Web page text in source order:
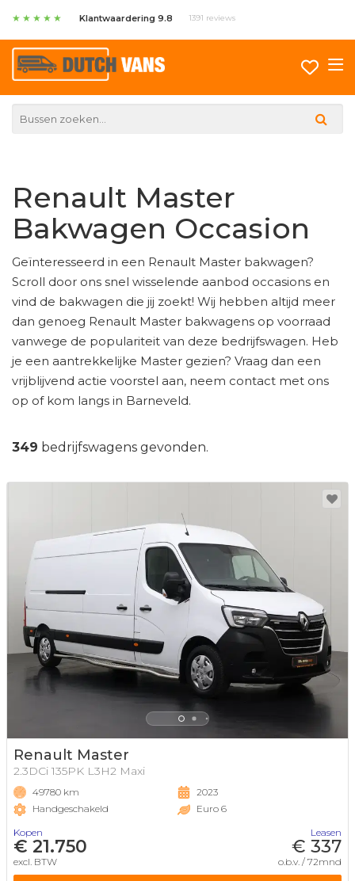
★ ★ ★ ★ ★ Klantwaardering 9.8 1391 reviews
Renault Master
Bakwagen Occasion
Geïnteresseerd in een Renault Master bakwagen?
Scroll door ons snel wisselende aanbod occasions en
vind de bakwagen die jij zoekt! Wij hebben altijd meer
dan genoeg Renault Master bakwagens op voorraad
vanwege de populariteit van deze bedrijfswagen. Heb
je een aantrekkelijke Master gezien? Vraag dan een
vrijblijvend actie voorstel aan, neem contact met ons
op of kom langs in Barneveld.
349 bedrijfswagens gevonden.
Renault Master
2.3DCi 135PK L3H2 Maxi
49780 km
Handgeschakeld
2023
Euro 6
Kopen
€ 21.750
excl. BTW
Leasen
€ 337
o.b.v. / 72mnd